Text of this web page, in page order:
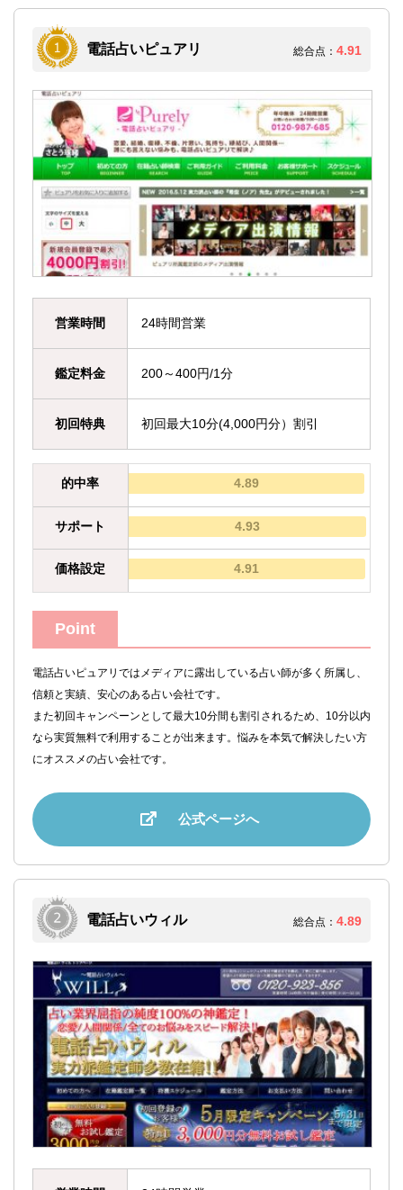
電話占いピュアリ 総合点： 4.91
営業時間 24時間営業
鑑定料金 200～400円/1分
初回特典 初回最大10分(4,000円分）割引
的中率 4.89
サポート 4.93
価格設定 4.91
Point
電話占いピュアリではメディアに露出している占い師が多く所属し、
信頼と実績、安心のある占い会社です。
また初回キャンペーンとして最大10分間も割引されるため、10分以内
なら実質無料で利用することが出来ます。悩みを本気で解決したい方
にオススメの占い会社です。
公式ページへ
電話占いウィル 総合点： 4.89